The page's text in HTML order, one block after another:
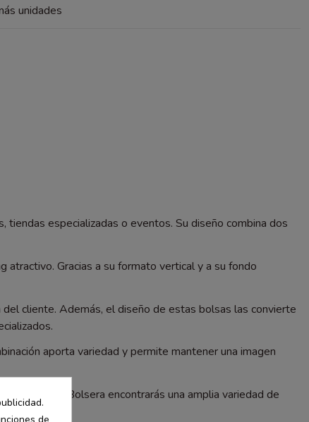
unidades
especializadas o eventos. Su diseño combina dos
Gracias a su formato vertical y a su fondo
cliente. Además, el diseño de estas bolsas las convierte
aporta variedad y permite mantener una imagen
En La Bolsera encontrarás una amplia variedad de